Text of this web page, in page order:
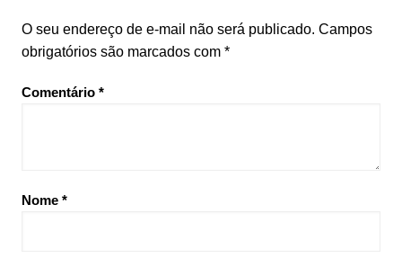
O seu endereço de e-mail não será publicado. Campos
obrigatórios são marcados com *
Comentário *
Nome *